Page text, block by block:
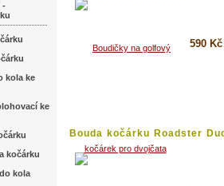
-
kola ke
ke
kočárku
kola
590 Kč
Bouda kočárku Roadster
Hauck